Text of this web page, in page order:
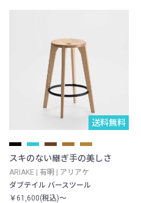
送料無料
スキのない継ぎ手の美しさ
ARIAKE | 有明 | アリアケ
ダブテイル バースツール
￥61,600(税込)～